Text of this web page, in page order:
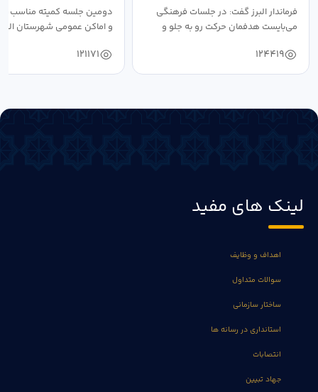
فرماندار البرز گفت: در جلسات فرهنگی
می‌بایست هدفمان حرکت رو به جلو و
124419
دومین جلسه کمیته مناسب
و اماکن عمومی شهرستان
121171
لینک های مفید
اهداف و وظایف
سوالات متداول
ساختار سازمانی
استانداری در رسانه ها
انتصابات
جهاد تبیین